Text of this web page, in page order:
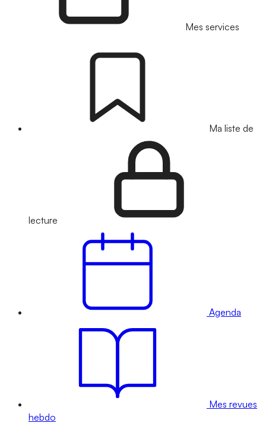
Mes services
Ma liste de
lecture
Agenda
Mes revues
hebdo